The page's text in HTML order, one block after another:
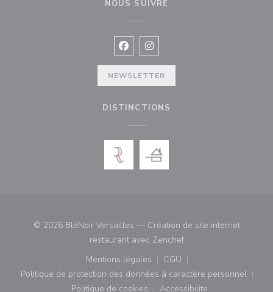
NOUS SUIVRE
Facebook ((ouvre une nouvelle
Instagram ((ouvre une
NEWSLETTER
DISTINCTIONS
© 2026 BléNoir Versailles — Création de site internet
restaurant avec Zenchef((ouvre une nouvelle
Mentions légales
((ouvre une nouvelle fenêtre))
CGU
((ouvre une nouvelle
Politique de protection des données à caractère personnel
((ouvre une nouvelle fenêtre))
Politique de cookies Accessibilite